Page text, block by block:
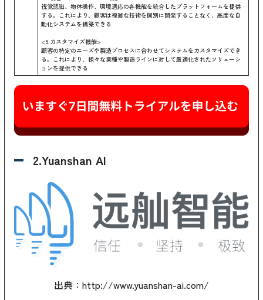
視覚認識、物体操作、環境適応の各機能を統合したプラットフォームを提供
する。これにより、顧客は複雑な技術を個別に開発することなく、高度な自
動化システムを構築できる
<5.カスタマイズ機能>
顧客の特定のニーズや製造プロセスに合わせてシステムをカスタマイズでき
る。これにより、様々な業種や製造ラインに対して最適化されたソリューシ
ョンを提供できる
2.Yuanshan AI
出典：http://www.yuanshan-ai.com/